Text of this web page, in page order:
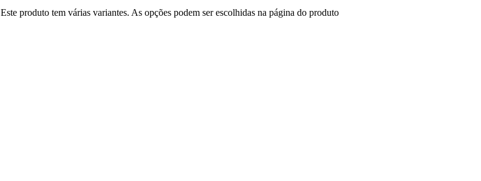
Este produto tem várias variantes. As opções podem ser escolhidas na página do produto